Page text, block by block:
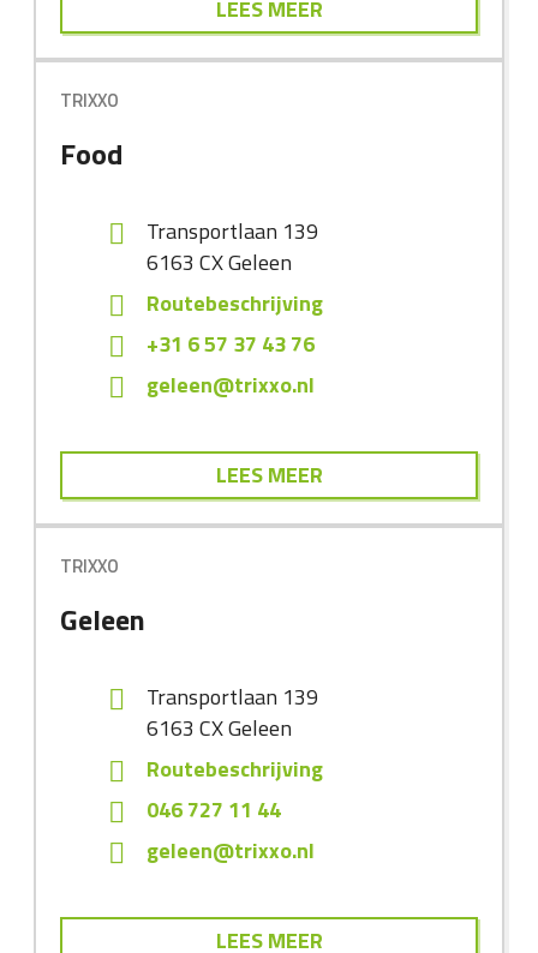
LEES MEER
TRIXXO
Food
Transportlaan 139
6163 CXGeleen
Routebeschrijving
+31 6 57 37 43 76
geleen@trixxo.nl
LEES MEER
TRIXXO
Geleen
Transportlaan 139
6163 CXGeleen
Routebeschrijving
046 727 11 44
geleen@trixxo.nl
LEES MEER